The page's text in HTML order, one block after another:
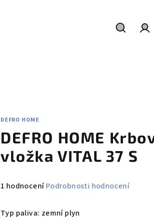
DEFRO HOME
DEFRO HOME
vložka VITAL 37 S
Průměrné
produktu
1 hodnocení Podrobnosti hodnocení
Typ paliva: zemní plyn